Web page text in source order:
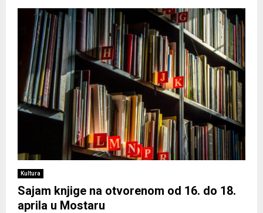
Kultura
Sajam knjige na otvorenom od 16. do 18.
aprila u Mostaru